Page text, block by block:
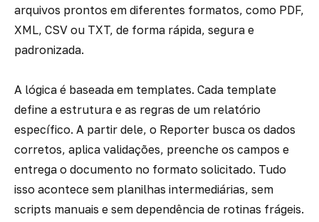
arquivos prontos em diferentes formatos, como PDF,
XML, CSV ou TXT, de forma rápida, segura e
padronizada.
A lógica é baseada em templates. Cada template
define a estrutura e as regras de um relatório
específico. A partir dele, o Reporter busca os dados
corretos, aplica validações, preenche os campos e
entrega o documento no formato solicitado. Tudo
isso acontece sem planilhas intermediárias, sem
scripts manuais e sem dependência de rotinas frágeis.